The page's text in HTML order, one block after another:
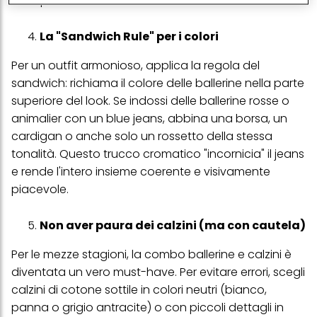
La "Sandwich Rule" per i colori
Per un outfit armonioso, applica la regola del
sandwich: richiama il colore delle ballerine nella parte
superiore del look. Se indossi delle ballerine rosse o
animalier con un blue jeans, abbina una borsa, un
cardigan o anche solo un rossetto della stessa
tonalità. Questo trucco cromatico "incornicia" il jeans
e rende l'intero insieme coerente e visivamente
piacevole.
Non aver paura dei calzini (ma con cautela)
Per le mezze stagioni, la combo ballerine e calzini è
diventata un vero must-have. Per evitare errori, scegli
calzini di cotone sottile in colori neutri (bianco,
panna o grigio antracite) o con piccoli dettagli in
conservare le nostre informazioni sulle entità commerciali e
con dati ottenuti da terze parti e altri siti Web. Utilizziamo questi
profili per scopi di marketing personalizzato, in particolare per
(basati, ad esempio, sui tuoi interessi identificati) su questo sito
web e altri media (di terzi) tramite i dispositivi assegnati a te o
alla tua famiglia, nonché per misurare e ottimizzare il successo
delle campagne pubblicitarie.
Puoi trovare maggiori informazioni sul trattamento dei tuoi dati
nella nostra Informativa sulla protezione dei dati collegata nel piè
di pagina (Sezione "Cookie, Pixel, Impronte digitali e tecnologie
simili"). Puoi revocare il tuo consenso in qualsiasi momento con
effetto per il futuro disabilitando i cookie sul nostro sito web nella
sezione "Impostazioni cookie" collegata nel piè di pagina. Per
informazioni dettagliate su ciascun cookie disponibili facendo
Se fai clic su "Modifica" potrai trovare maggiori informazioni sul
trattamento dei tuoi dati / sull'uso dei cookie e consentirli per uno o
più degli scopi sopra menzionati. Cliccando su "Accetta tutto",
acconsenti all'uso dei cookie e al trattamento dei tuoi dati
personali per tutte le finalità sopra indicate. Se fai clic su "Rifiuta",